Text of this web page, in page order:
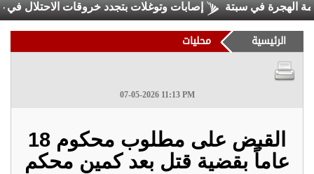
في سبتة إصابات وتوغلات بتجدد خروقات الاحتلال في غزة
الرئيسية محليات
07-05-2026 11:13 PM
القبض على مطلوب محكوم 18
عاماً بقضية قتل بعد كمين محكم